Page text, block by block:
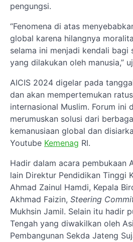
pengungsi.
“Fenomena di atas
global karena hilangnya
selama ini menjadi kendali bagi
yang dilakukan oleh manusia,”
AICIS 2024 digelar pada
dan akan mempertemukan
internasional Muslim. Forum ini
merumuskan solusi dari
kemanusiaan global dan
Youtube Kemenag RI.
Hadir dalam acara pembukaan
lain Direktur Pendidikan Tinggi
Ahmad Zainul Hamdi, Kepala
Akhmad Faizin, Steering
Mukhsin Jamil. Selain itu hadir
Tengah yang diwakilkan oleh
Pembangunan Sekda Jateng